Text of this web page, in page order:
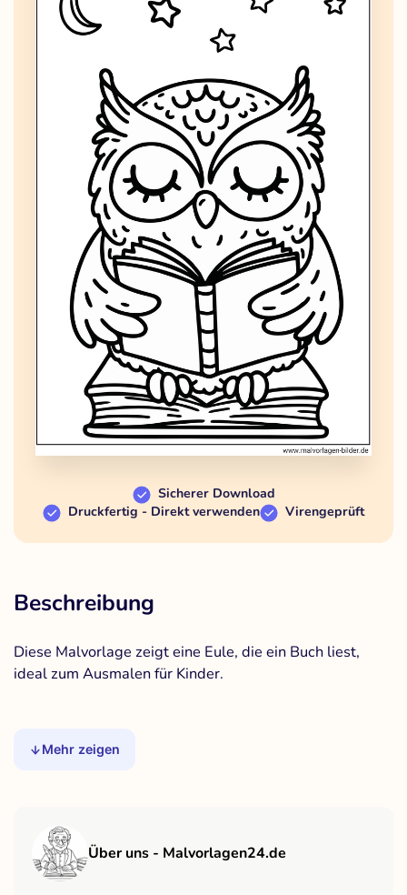
Sicherer Download
Druckfertig - Direkt verwenden
Virengeprüft
Beschreibung
Diese Malvorlage zeigt eine Eule, die ein Buch liest,
ideal zum Ausmalen für Kinder.
Mehr zeigen
Über uns - Malvorlagen24.de